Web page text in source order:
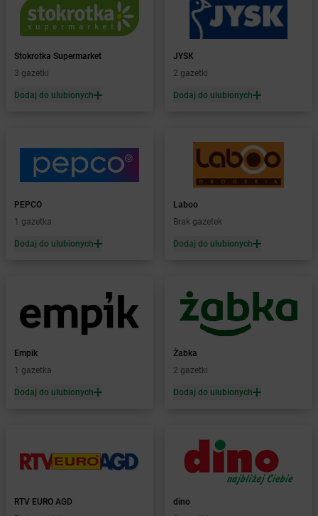
Żabka Białe Błota
Żabka Białka
Żabka Białobrzegi
Żabka Białogard
Żabka Białogóra
Żabka Białystok
Żabka
Żabka
Żabka Biedrusko
Żabka Bielany Wrocławskie
Bielsk Podlaski
Żabka Bielsko
Żabka Bielsko-Biała
Żabka
Żabka Bieruń
Żabka Bieżuń
Żabka Biórków Mały
Żabka Biskupice
Żabka Biskupów
Stokrotka Supermarket
3 gazetki
Dodaj do ulubionych
JYSK
2 gazetki
Dodaj do ulubionych
PEPCO
1 gazetka
Dodaj do ulubionych
Laboo
Brak gazetek
Dodaj do ulubionych
Empik
1 gazetka
Dodaj do ulubionych
Żabka
2 gazetki
Dodaj do ulubionych
RTV EURO AGD
dino